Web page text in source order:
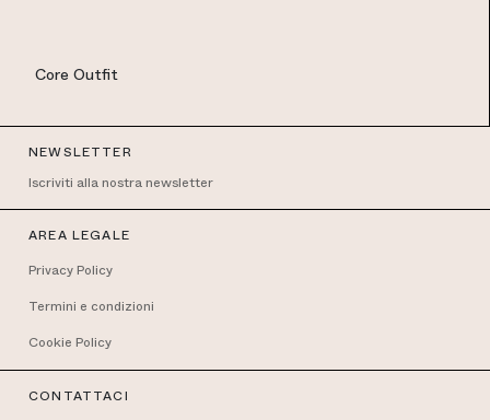
Core Outfit
NEWSLETTER
Iscriviti alla nostra newsletter
AREA LEGALE
Privacy Policy
Termini e condizioni
Cookie Policy
CONTATTACI